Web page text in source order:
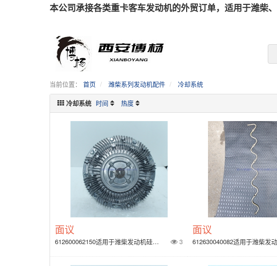
本公司承接各类重卡客车发动机的外贸订单，适用于潍柴
当前位置： 首页 潍柴系列发动机配件 冷却系统
冷却系统 时间 热度
面议
612600062150适用于潍柴发动机硅油离合器 3
面议